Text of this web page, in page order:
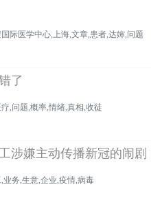
际医学中心,上海,文章,患者,达婶,问题
了
,问题,概率,情绪,真相,收徒
涉嫌主动传播新冠的闹剧
业务,生意,企业,疫情,病毒